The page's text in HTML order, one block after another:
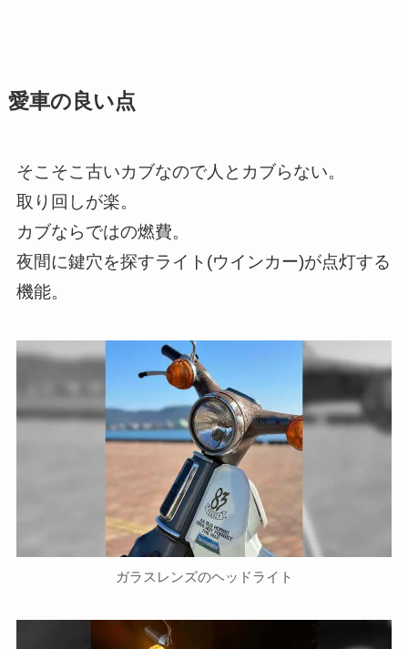
愛車の良い点
そこそこ古いカブなので人とカブらない。
取り回しが楽。
カブならではの燃費。
夜間に鍵穴を探すライト(ウインカー)が点灯する
機能。
ガラスレンズのヘッドライト